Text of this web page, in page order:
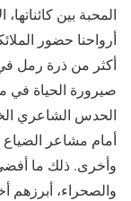
المحبة بين
أرواحنا حضور
أكثر من ذرة رمل
صيرورة الحياة في
الحدس الشاعري
أمام مشاعر الضياع
وأخرى. ذلك ما أفضى
والصحراء، أبرزهم